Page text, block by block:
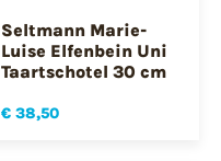
Seltmann Marie-
Luise Elfenbein Uni
Taartschotel 30 cm
€ 38,50